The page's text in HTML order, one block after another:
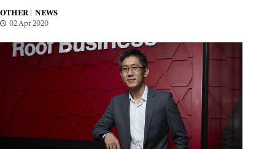
OTHER |
NEWS
02 Apr 2020